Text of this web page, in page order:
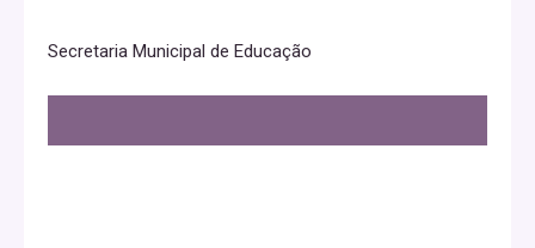
Secretaria Municipal de Educação